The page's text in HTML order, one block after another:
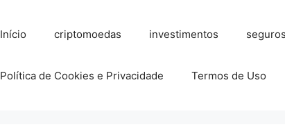
Início criptomoedas investimentos seguros
Política de Cookies e Privacidade Termos de Uso